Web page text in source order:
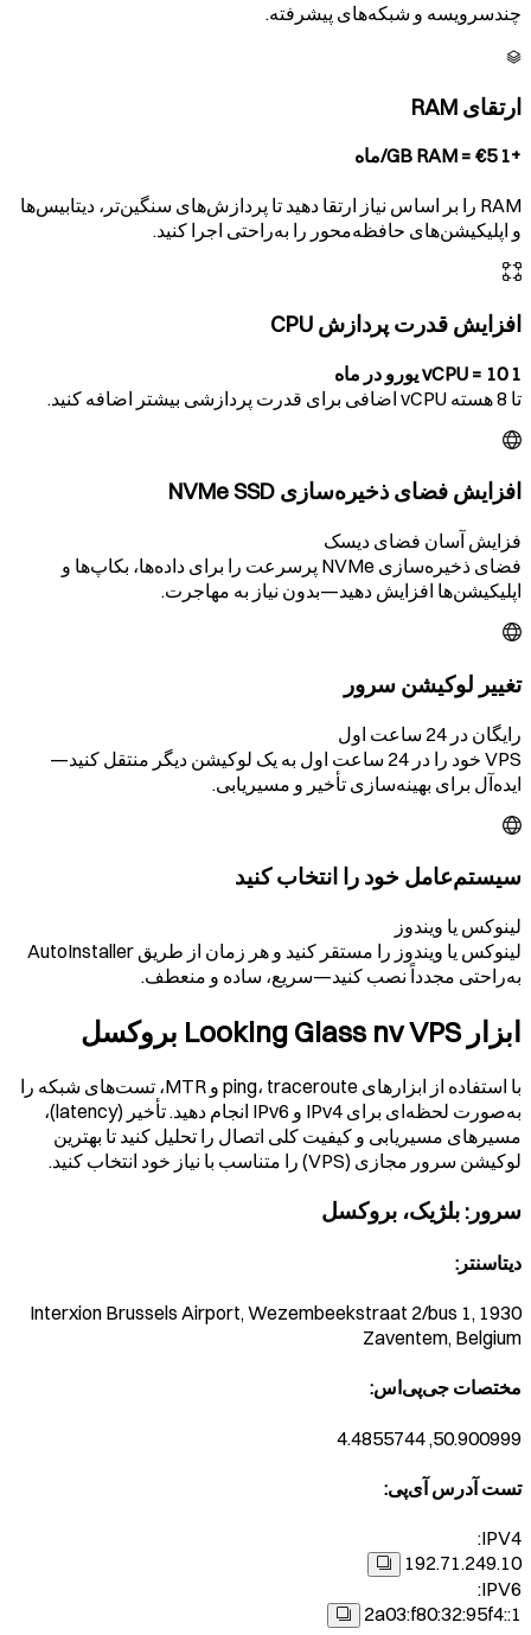
چندسرویسه و شبکه‌های پیشرفته.
ارتقای RAM
+1 GB RAM = €5/ماه
RAM را بر اساس نیاز ارتقا دهید تا پردازش‌های سنگین‌تر، دیتابیس‌ها
و اپلیکیشن‌های حافظه‌محور را به‌راحتی اجرا کنید.
افزایش قدرت پردازش CPU
1 vCPU = 10 یورو در ماه
تا 8 هسته vCPU اضافی برای قدرت پردازشی بیشتر اضافه کنید.
افزایش فضای ذخیره‌سازی NVMe SSD
فزایش آسان فضای دیسک
فضای ذخیره‌سازی NVMe پرسرعت را برای داده‌ها، بکاپ‌ها و
اپلیکیشن‌ها افزایش دهید—بدون نیاز به مهاجرت.
تغییر لوکیشن سرور
رایگان در 24 ساعت اول
VPS خود را در 24 ساعت اول به یک لوکیشن دیگر منتقل کنید—
ایده‌آل برای بهینه‌سازی تأخیر و مسیریابی.
سیستم‌عامل خود را انتخاب کنید
لینوکس یا ویندوز
لینوکس یا ویندوز را مستقر کنید و هر زمان از طریق AutoInstaller
به‌راحتی مجدداً نصب کنید—سریع، ساده و منعطف.
ابزار Looking Glass nv VPS بروکسل
با استفاده از ابزارهای ping، traceroute و MTR، تست‌های شبکه را
به‌صورت لحظه‌ای برای IPv4 و IPv6 انجام دهید. تأخیر (latency)،
مسیرهای مسیریابی و کیفیت کلی اتصال را تحلیل کنید تا بهترین
لوکیشن سرور مجازی (VPS) را متناسب با نیاز خود انتخاب کنید.
سرور : بلژیک، بروکسل
دیتاسنتر :
Interxion Brussels Airport, Wezembeekstraat 2/bus 1, 1930
Zaventem, Belgium
مختصات جی‌پی‌اس:
50.900999, 4.4855744
تست آدرس آی‌پی:
IPV4:
192.71.249.10
IPV6:
2a03:f80:32:95f4::1